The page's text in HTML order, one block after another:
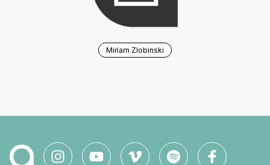
Miriam Zlobinski